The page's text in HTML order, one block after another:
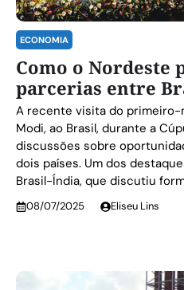
ECONOMIA
Como o Nordeste
parcerias entre
A recente visita do primeiro-
Modi, ao Brasil, durante a
discussões sobre
dois países. Um dos
Brasil-Índia, que discutiu
08/07/2025 Eliseu Lins